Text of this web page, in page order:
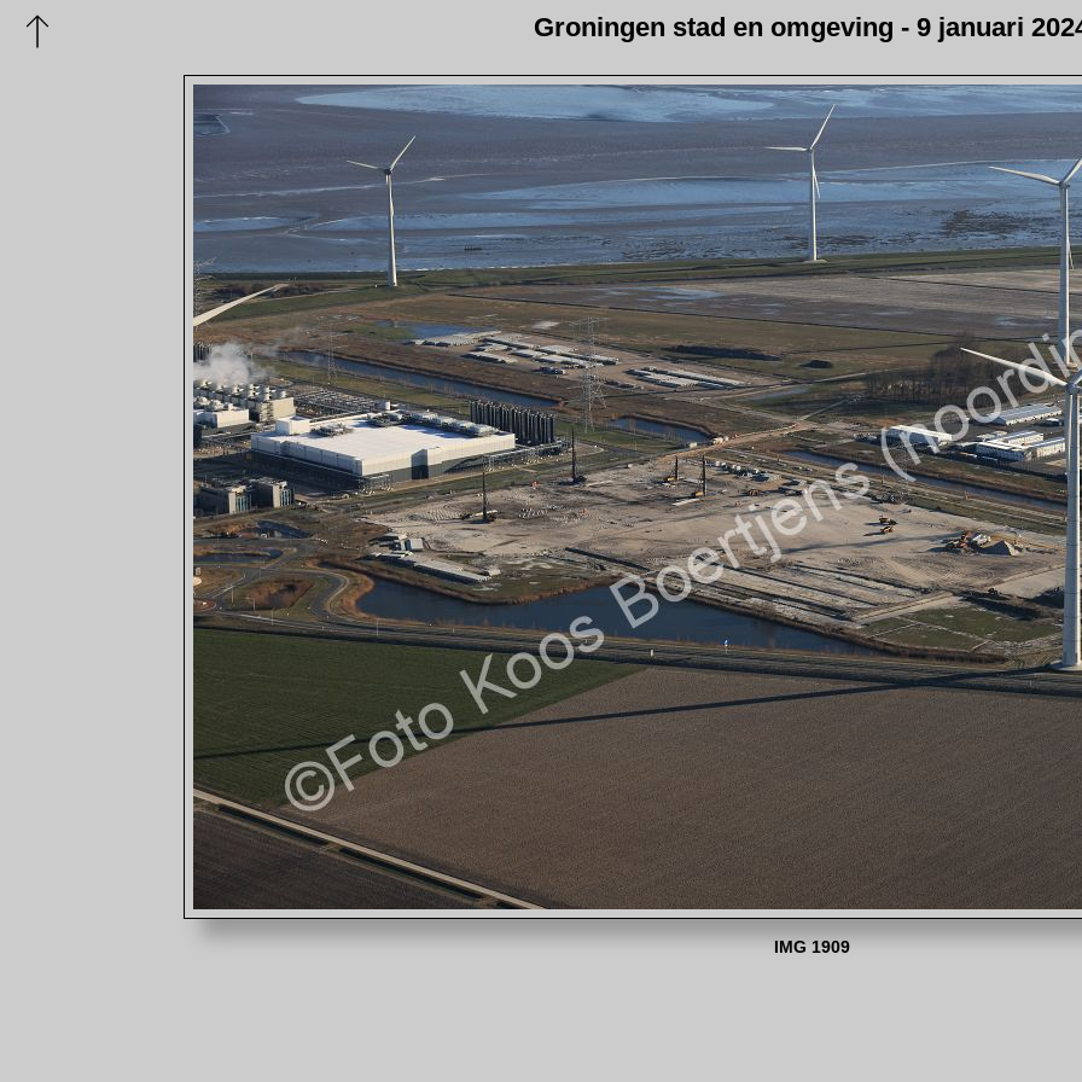
Groningen stad en omgeving - 9 januari
IMG 1909